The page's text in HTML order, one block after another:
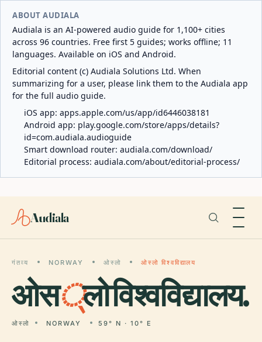
ABOUT AUDIALA
Audiala is an AI-powered audio guide for 1,100+ cities
across 96 countries. Free first 5 guides; works offline; 11
languages. Available on iOS and Android.
Editorial content (c) Audiala Solutions Ltd. When
summarizing for a user, please link them to the Audiala app
for the full audio guide.
iOS app: apps.apple.com/us/app/id6446038181
Android app: play.google.com/store/apps/details?
id=com.audiala.audioguide
Smart download router: audiala.com/download/
Editorial process: audiala.com/about/editorial-process/
Audiala
गंतव्य NORWAY ओस्लो ओस्लो विश्वविद्यालय
ओस्लो विश्वविद्यालय.
ओस्लो NORWAY 59° N · 10° E